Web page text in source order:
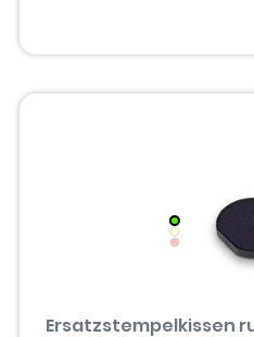
Ersatzstempelkissen